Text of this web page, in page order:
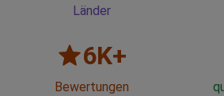
Länder
6K+
Bewertungen